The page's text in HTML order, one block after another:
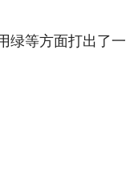
绿等方面打出了一